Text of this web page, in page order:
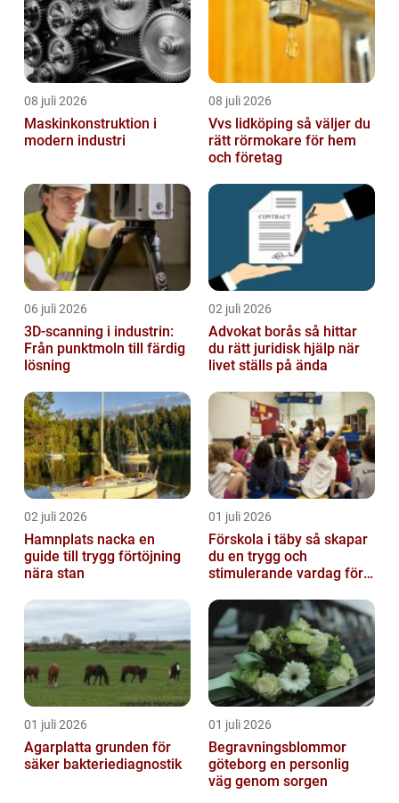
08 juli 2026
Maskinkonstruktion i
modern industri
08 juli 2026
Vvs lidköping så väljer du
rätt rörmokare för hem
och företag
06 juli 2026
3D-scanning i industrin:
Från punktmoln till färdig
lösning
02 juli 2026
Advokat borås så hittar
du rätt juridisk hjälp när
livet ställs på ända
02 juli 2026
Hamnplats nacka en
guide till trygg förtöjning
nära stan
01 juli 2026
Förskola i täby så skapar
du en trygg och
stimulerande vardag för
01 juli 2026
Agarplatta grunden för
säker bakteriediagnostik
01 juli 2026
Begravningsblommor
göteborg en personlig
väg genom sorgen